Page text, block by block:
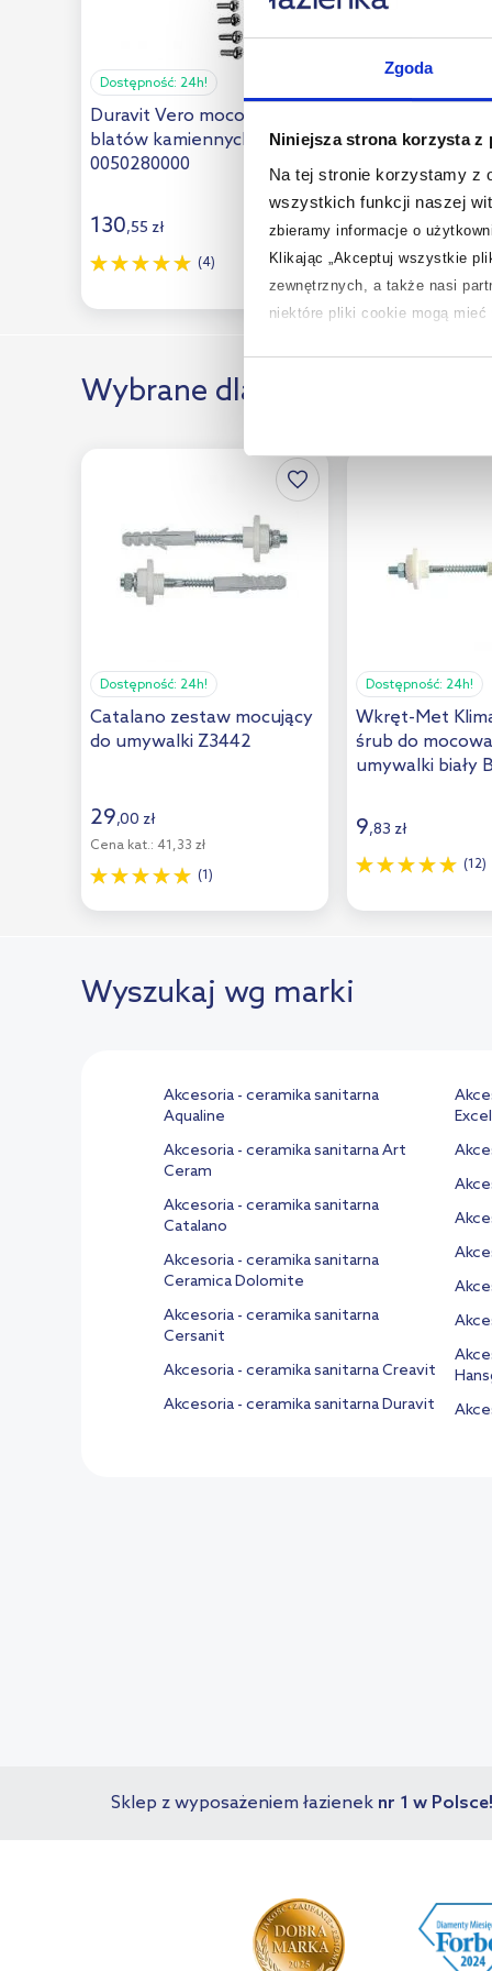
Zgoda
Niniejsza strona korzysta z
Na tej stronie korzystamy z
wszystkich funkcji naszej
zbieramy informacje o
Klikając „Akceptuj wszystkie
zewnętrznych, a także nasi
niektóre pliki cookie mogą mieć
na temat plików cookie i tego,
Dostępność: 24h!
Duravit Vero mocowanie do
blatów kamiennych
0050280000
130,55 zł
(4)
montażowy WC
9056060000
86,98 zł
Cena kat.:113,65 zł
Wybrane dla Ciebie
Dostępność: 24h!
Catalano zestaw mocujący
do umywalki Z3442
29,00 zł
Cena kat.: 41,33 zł
(1)
Dostępność: 24h!
Wkręt-Met
śrub do
umywalki biały
9,83 zł
(12)
Wyszukaj wg marki
Akcesoria - ceramika sanitarna
Aqualine
Akcesoria - ceramika sanitarna Art
Ceram
Akcesoria - ceramika sanitarna
Catalano
Akcesoria - ceramika sanitarna
Ceramica Dolomite
Akcesoria - ceramika sanitarna
Cersanit
Akcesoria - ceramika sanitarna Creavit
Akcesoria - ceramika sanitarna Duravit
Sklep z wyposażeniem łazienek nr 1 w Polsce!